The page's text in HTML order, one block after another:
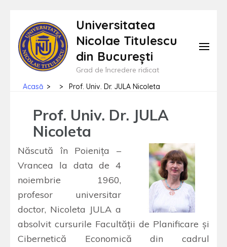
conținut
(apasă
Universitatea
Nicolae Titulescu
din București
Grad de încredere ridicat
Acasă > > Prof. Univ. Dr. JULA Nicoleta
Prof. Univ. Dr. JULA
Nicoleta
Născută în Poieniţa –
Vrancea la data de 4
noiembrie 1960,
profesor universitar
doctor, Nicoleta JULA a
absolvit cursurile Facultăţii de Planificare şi
Cibernetică Economică din cadrul